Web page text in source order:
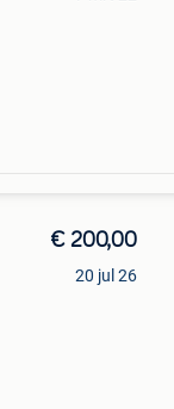
€ 200,00
20 jul 26